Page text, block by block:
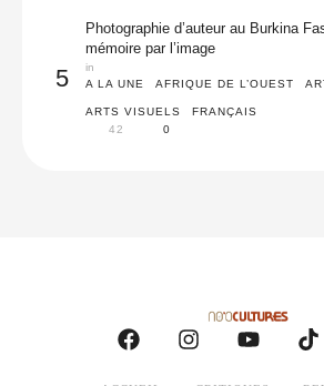
5
Photographie d’auteur au Burkina
mémoire par l’image
in
A LA UNE
AFRIQUE DE L’OUEST
ARTS VISUELS
FRANÇAIS
42
0